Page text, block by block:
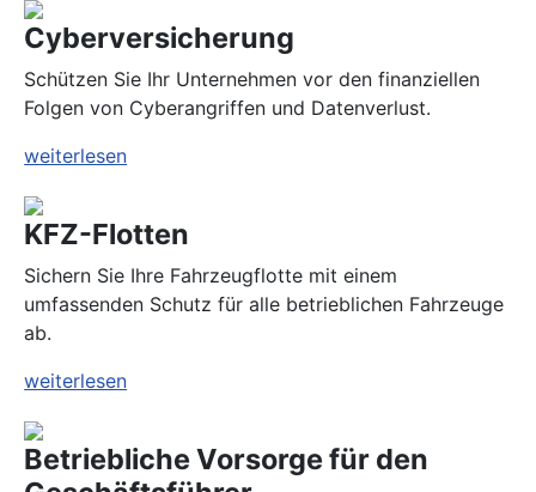
Cyberversicherung
Schützen Sie Ihr Unternehmen vor den finanziellen
Folgen von Cyberangriffen und Datenverlust.
weiterlesen
KFZ-Flotten
Sichern Sie Ihre Fahrzeugflotte mit einem
umfassenden Schutz für alle betrieblichen Fahrzeuge
ab.
weiterlesen
Betriebliche Vorsorge für den